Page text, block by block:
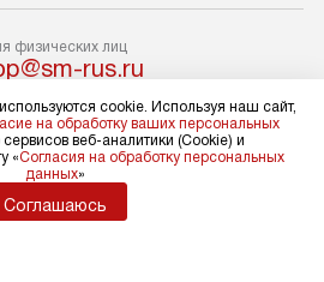
услугу будет
плата.
размеры
габариты
проем,
службы
запуск и
по
монтаж не
физических лиц
rus.ru
РУКОВОДСТВУ
cookie. Используя наш сайт,
на обработку ваших персональных
веб-аналитики (Cookie) и
«Согласия на обработку персональных
данных»
Соглашаюсь